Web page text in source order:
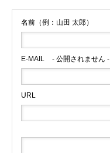
名前（例：山田 太郎）
E-MAIL - 公開されません -
URL